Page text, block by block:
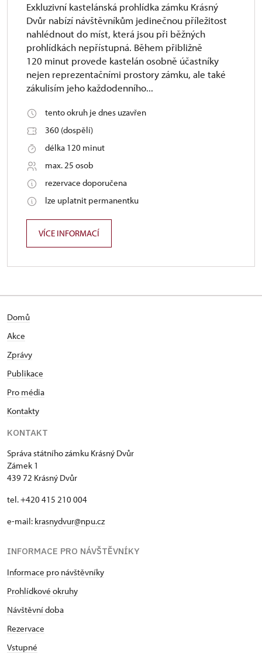
Exkluzivní kastelánská prohlídka zámku Krásný
Dvůr nabízí návštěvníkům jedinečnou příležitost
nahlédnout do míst, která jsou při běžných
prohlídkách nepřístupná. Během přibližně
120 minut provede kastelán osobně účastníky
nejen reprezentačními prostory zámku, ale také
zákulisím jeho každodenního...
tento okruh je dnes uzavřen
360 (dospělí)
délka 120 minut
max. 25 osob
rezervace doporučena
lze uplatnit permanentku
VÍCE INFORMACÍ
Domů
Akce
Zprávy
Publikace
Pro média
Kontakty
KONTAKT
Správa státního zámku Krásný Dvůr
Zámek 1
439 72 Krásný Dvůr
tel. +420 415 210 004
e-mail: krasnydvur@npu.cz
INFORMACE PRO NÁVŠTĚVNÍKY
Informace pro návštěvníky
Prohlídkové okruhy
Návštěvní doba
Rezervace
Vstupné